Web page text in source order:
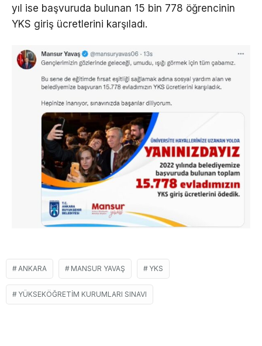
yıl ise başvuruda bulunan 15 bin 778 öğrencinin
YKS giriş ücretlerini karşıladı.
ANKARA MANSUR YAVAŞ YKS
YÜKSEKÖĞRETIM KURUMLARI SINAVI